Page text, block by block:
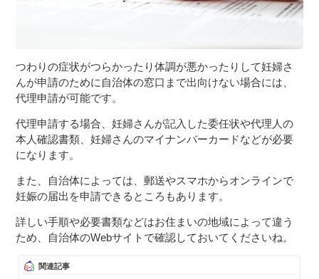
つわりの症状がつらかったり体調が悪かったりして妊婦さ
んが申請のために自治体の窓口まで出向けない場合には、
代理申請が可能です。
代理申請する場合、妊婦さんが記入した委任状や代理人の
本人確認書類、妊婦さんのマイナンバーカードなどが必要
になります。
また、自治体によっては、郵送やスマホからオンラインで
妊娠の届出を申請できるところもあります。
詳しい手順や必要書類などはお住まいの地域によって違う
ため、自治体のWebサイトで確認しておいてくださいね。
関連記事